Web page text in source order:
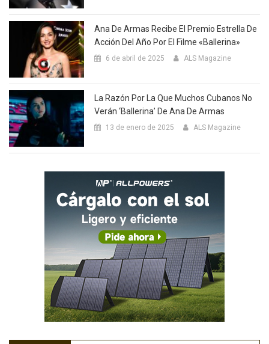
Ana De Armas Recibe El Premio Estrella De
Acción Del Año Por El Filme «Ballerina»
6 de abril de 2025 ALS Magazine
La Razón Por La Que Muchos Cubanos No
Verán ‘Ballerina’ De Ana De Armas
13 de enero de 2025 ALS Magazine